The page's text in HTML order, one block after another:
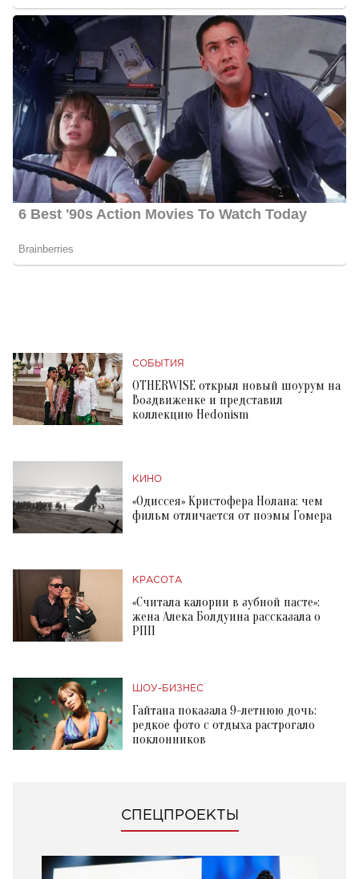
СОБЫТИЯ
OTHERWISE открыл новый шоурум на
Воздвиженке и представил
коллекцию Hedonism
КИНО
«Одиссея» Кристофера Нолана: чем
фильм отличается от поэмы Гомера
КРАСОТА
«Считала калории в зубной пасте»:
жена Алека Болдуина рассказала о
РПП
ШОУ-БИЗНЕС
Гайтана показала 9-летнюю дочь:
редкое фото с отдыха растрогало
поклонников
СПЕЦПРОЕКТЫ